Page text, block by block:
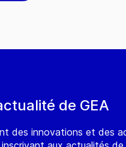
de GEA
des innovations et des